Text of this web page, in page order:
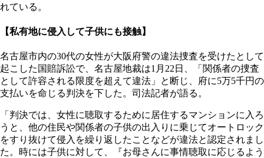
れている。
【私有地に侵入して子供にも接触】
名古屋市内の30代の女性が大阪府警の違法捜査を受けたとして
起こした国賠訴訟で、名古屋地裁は1月22日、「関係者の捜査
として許容される限度を超えて違法」と断じ、府に5万5千円の
支払いを命じる判決を下した。司法記者が語る。
「判決では、女性に聴取するために居住するマンションに入ろ
うと、他の住民や関係者の子供の出入りに乗じてオートロック
をすり抜けて侵入を繰り返したことなどが違法と認定されまし
た。時には子供に対して、『お母さんに事情聴取に応じるよう